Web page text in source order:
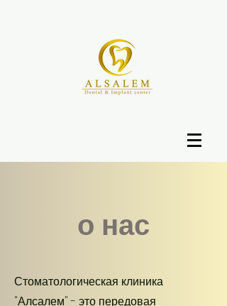
о нас
Стоматологическая клиника
"Алсалем" - это передовая